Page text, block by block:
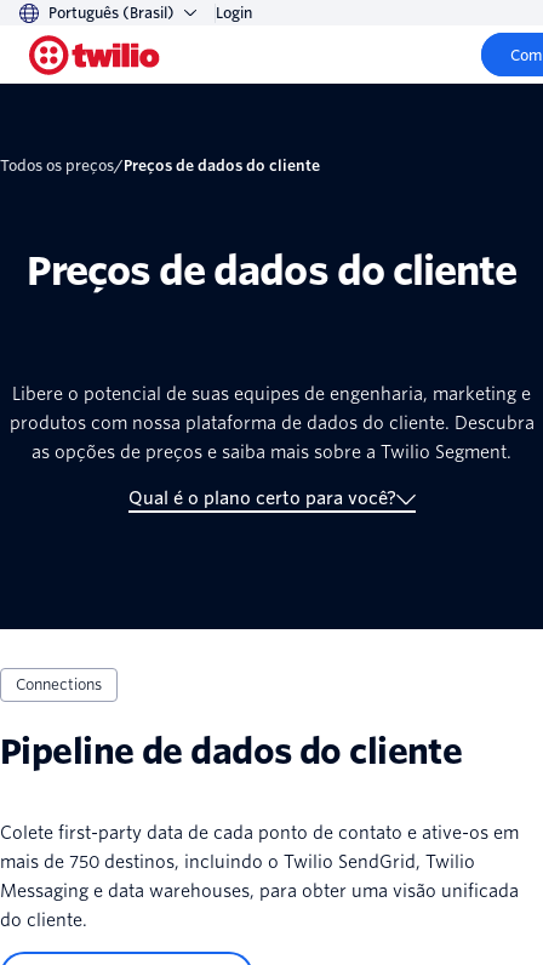
Português (Brasil) Login
Todos os preços/ Preços de dados do cliente
Preços de dados do cliente
Libere o potencial de suas equipes de engenharia, marketing e
produtos com nossa plataforma de dados do cliente. Descubra
as opções de preços e saiba mais sobre a Twilio Segment.
Qual é o plano certo para você?
Connections
Pipeline de dados do cliente
Colete first-party data de cada ponto de contato e ative-os em
mais de 750 destinos, incluindo o Twilio SendGrid, Twilio
Messaging e data warehouses, para obter uma visão unificada
do cliente.